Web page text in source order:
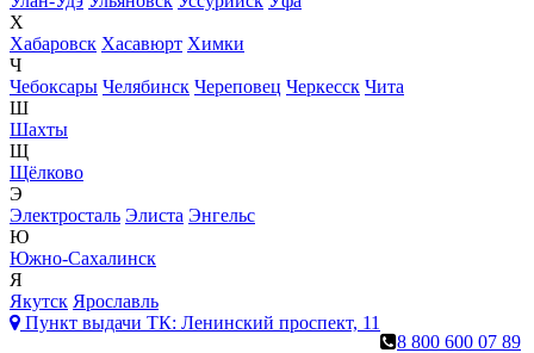
Х
Хабаровск Хасавюрт Химки
Ч
Чебоксары Челябинск Череповец Черкесск Чита
Ш
Шахты
Щ
Щёлково
Э
Электросталь Элиста Энгельс
Ю
Южно-Сахалинск
Я
Якутск Ярославль
Пункт выдачи ТК: Ленинский проспект, 11
8 800 600 07 89